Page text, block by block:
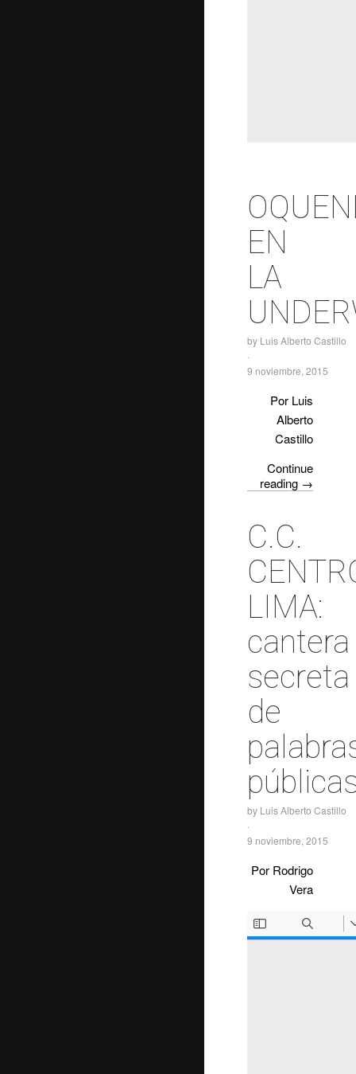
EN
LA
by Luis Alberto Castillo
·
9 noviembre, 2015
Por Luis
Alberto
Castillo
Continue
reading →
C.C.
LIMA:
cantera
secreta
de
by Luis Alberto Castillo
·
9 noviembre, 2015
Por Rodrigo
Vera